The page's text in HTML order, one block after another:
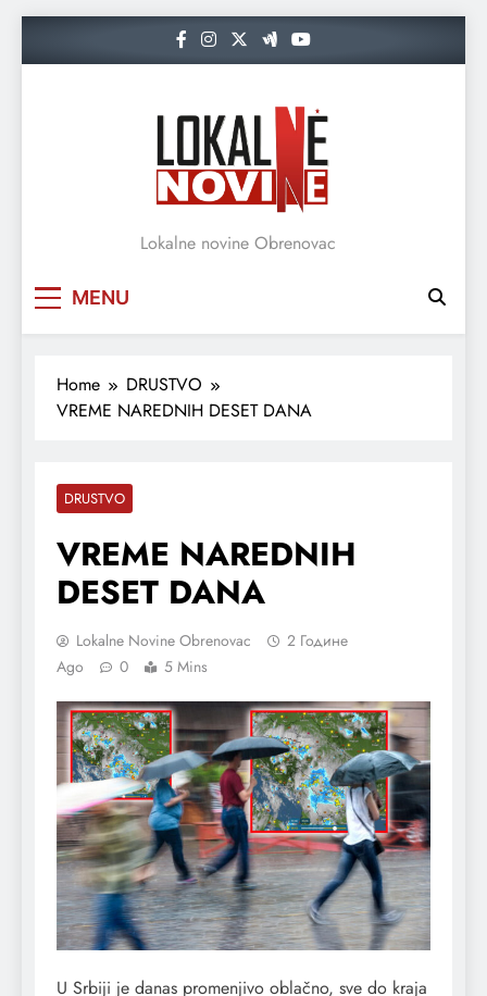
Lokalne novine Obrenovac
MENU
Home
DRUSTVO
VREME NAREDNIH DESET DANA
DRUSTVO
VREME NAREDNIH
DESET DANA
Lokalne Novine Obrenovac
2 Године
Ago
0 5 Mins
U Srbiji je danas promenjivo oblačno, sve do kraja